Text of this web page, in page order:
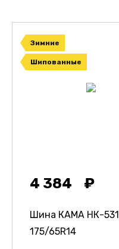
Зимние
Шипованные
4 384
Шина КАМА НК-531
175/65R14